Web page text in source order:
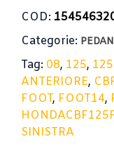
COD:
Categorie:
Tag: 08, 125,
ANTERIORE,
FOOT, FOOT14,
SINISTRA